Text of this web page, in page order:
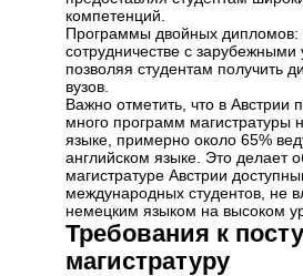
компетенций.
Программы двойных дипломов:
сотрудничестве с зарубежными
позволяя студентам получить
вузов.
Важно отметить, что в Австрии
много программ магистратуры
языке, примерно около 65%
английском языке. Это делает
магистратуре Австрии
международных студентов, не
немецким языком на высоком
Требования к
магистратуру